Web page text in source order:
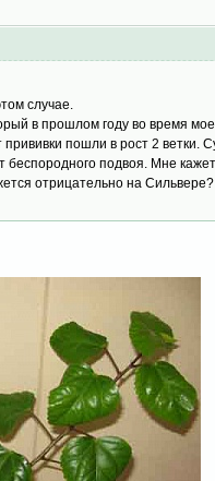
случае.
в прошлом году во время
пошли в рост 2
подвоя. Мне
отрицательно на Сильвере?